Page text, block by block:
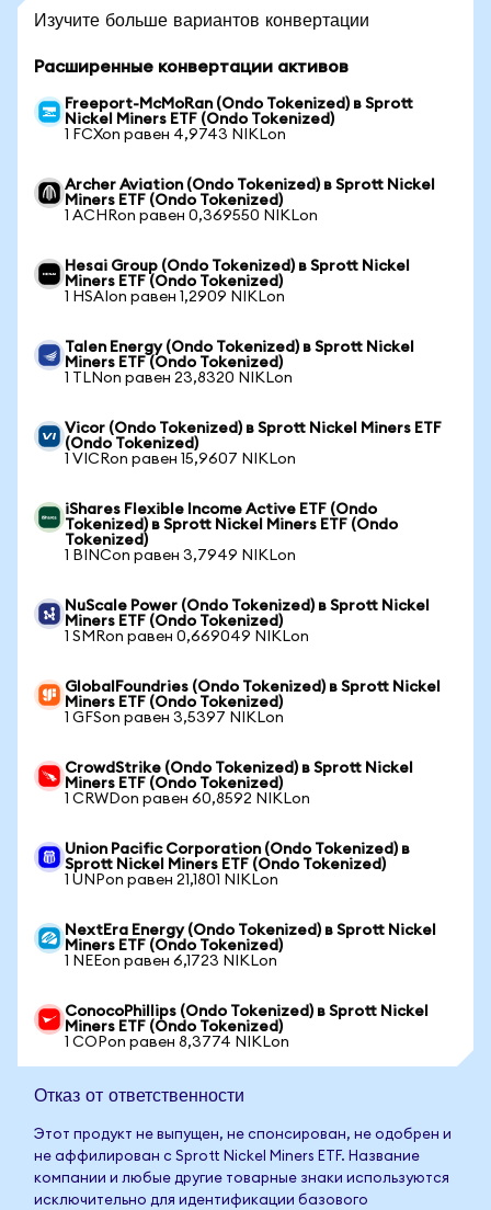
Изучите больше вариантов конвертации
Расширенные конвертации активов
Freeport-McMoRan (Ondo Tokenized) в Sprott
Nickel Miners ETF (Ondo Tokenized)
1 FCXon равен 4,9743 NIKLon
Archer Aviation (Ondo Tokenized) в Sprott Nickel
Miners ETF (Ondo Tokenized)
1 ACHRon равен 0,369550 NIKLon
Hesai Group (Ondo Tokenized) в Sprott Nickel
Miners ETF (Ondo Tokenized)
1 HSAIon равен 1,2909 NIKLon
Talen Energy (Ondo Tokenized) в Sprott Nickel
Miners ETF (Ondo Tokenized)
1 TLNon равен 23,8320 NIKLon
Vicor (Ondo Tokenized) в Sprott Nickel Miners ETF
(Ondo Tokenized)
1 VICRon равен 15,9607 NIKLon
iShares Flexible Income Active ETF (Ondo
Tokenized) в Sprott Nickel Miners ETF (Ondo
Tokenized)
1 BINCon равен 3,7949 NIKLon
NuScale Power (Ondo Tokenized) в Sprott Nickel
Miners ETF (Ondo Tokenized)
1 SMRon равен 0,669049 NIKLon
GlobalFoundries (Ondo Tokenized) в Sprott Nickel
Miners ETF (Ondo Tokenized)
1 GFSon равен 3,5397 NIKLon
CrowdStrike (Ondo Tokenized) в Sprott Nickel
Miners ETF (Ondo Tokenized)
1 CRWDon равен 60,8592 NIKLon
Union Pacific Corporation (Ondo Tokenized) в
Sprott Nickel Miners ETF (Ondo Tokenized)
1 UNPon равен 21,1801 NIKLon
NextEra Energy (Ondo Tokenized) в Sprott Nickel
Miners ETF (Ondo Tokenized)
1 NEEon равен 6,1723 NIKLon
ConocoPhillips (Ondo Tokenized) в Sprott Nickel
Miners ETF (Ondo Tokenized)
1 COPon равен 8,3774 NIKLon
Отказ от ответственности
Этот продукт не выпущен, не спонсирован, не одобрен и
не аффилирован с Sprott Nickel Miners ETF. Название
компании и любые другие товарные знаки используются
исключительно для идентификации базового